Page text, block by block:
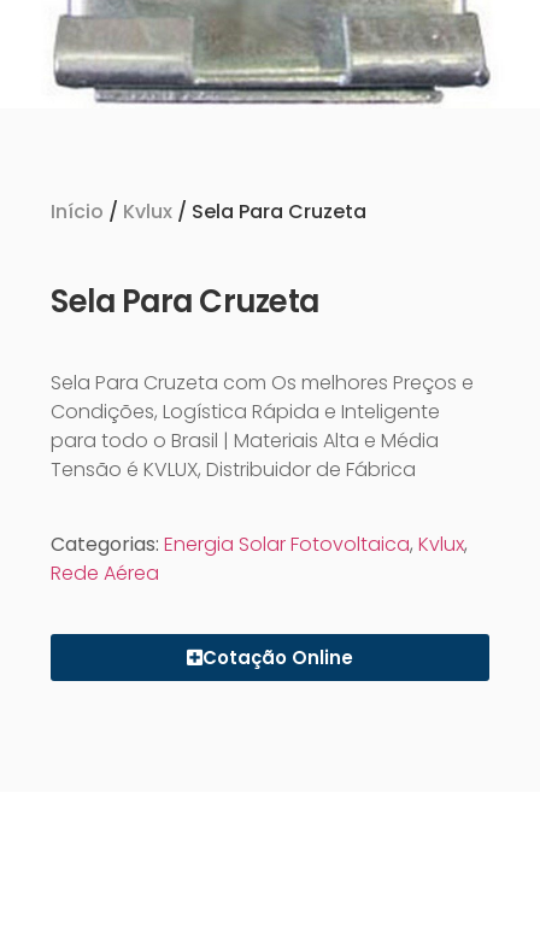
Início / Kvlux / Sela Para Cruzeta
Sela Para Cruzeta
Sela Para Cruzeta com Os melhores Preços e
Condições, Logística Rápida e Inteligente
para todo o Brasil | Materiais Alta e Média
Tensão é KVLUX, Distribuidor de Fábrica
Categorias: Energia Solar Fotovoltaica, Kvlux,
Rede Aérea
Cotação Online